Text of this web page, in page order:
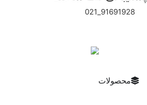
91691928_021
محصولات